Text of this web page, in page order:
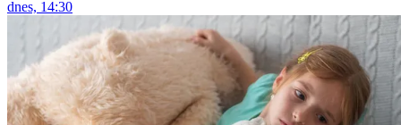
dnes, 14:30